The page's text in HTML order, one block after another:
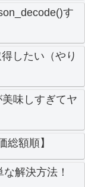
す
したい（やり
美味しすぎてヤ
総額順】
解決方法！